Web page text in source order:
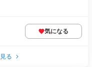
気になる
る